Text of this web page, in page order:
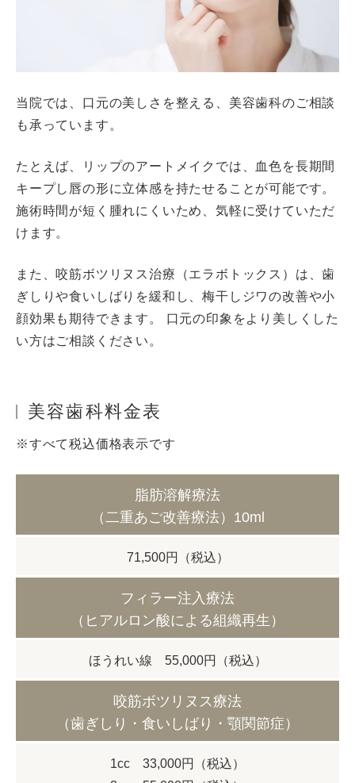
当院では、口元の美しさを整える、美容歯科のご相談
も承っています。
たとえば、リップのアートメイクでは、血色を長期間
キープし唇の形に立体感を持たせることが可能です。
施術時間が短く腫れにくいため、気軽に受けていただ
けます。
また、咬筋ボツリヌス治療（エラボトックス）は、歯
ぎしりや食いしばりを緩和し、梅干しジワの改善や小
顔効果も期待できます。 口元の印象をより美しくした
い方はご相談ください。
美容歯科料金表
※すべて税込価格表示です
脂肪溶解療法
（二重あご改善療法）10ml
71,500円（税込）
フィラー注入療法
（ヒアルロン酸による組織再生）
ほうれい線 55,000円（税込）
咬筋ボツリヌス療法
（歯ぎしり・食いしばり・顎関節症）
1cc 33,000円（税込）